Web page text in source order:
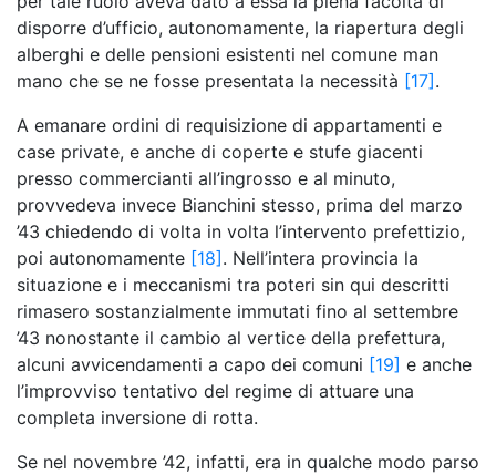
disporre d’ufficio, autonomamente, la riapertura degli
alberghi e delle pensioni esistenti nel comune man
mano che se ne fosse presentata la necessità [17].
A emanare ordini di requisizione di appartamenti e
case private, e anche di coperte e stufe giacenti
presso commercianti all’ingrosso e al minuto,
provvedeva invece Bianchini stesso, prima del marzo
’43 chiedendo di volta in volta l’intervento prefettizio,
poi autonomamente [18]. Nell’intera provincia la
situazione e i meccanismi tra poteri sin qui descritti
rimasero sostanzialmente immutati fino al settembre
’43 nonostante il cambio al vertice della prefettura,
alcuni avvicendamenti a capo dei comuni [19] e anche
l’improvviso tentativo del regime di attuare una
completa inversione di rotta.
Se nel novembre ’42, infatti, era in qualche modo parso